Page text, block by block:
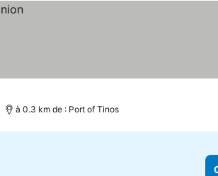
à 0.3 km de : Port of Tinos